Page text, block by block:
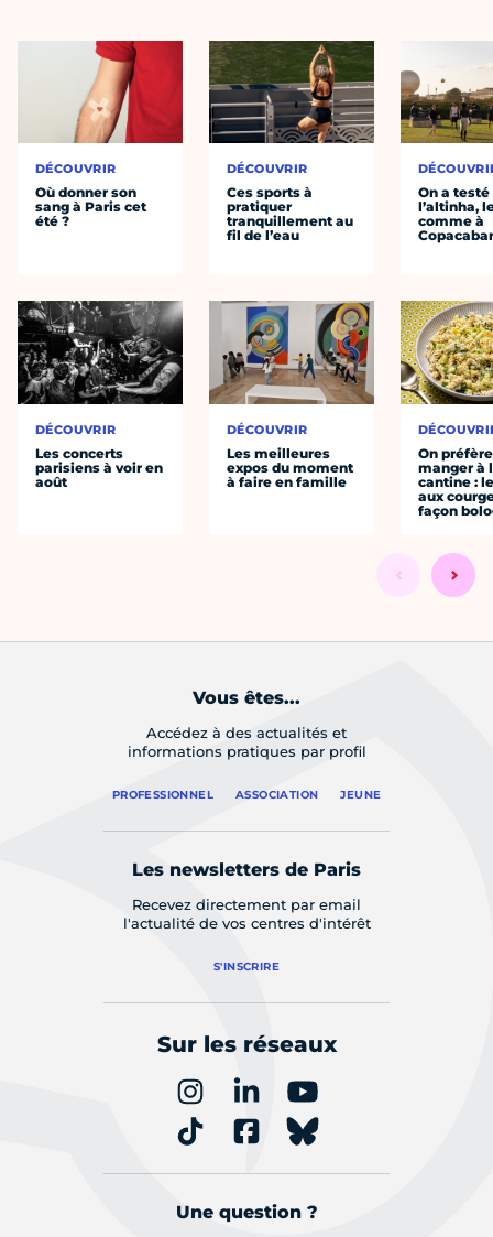
DÉCOUVRIR
Où donner son
sang à Paris cet
été ?
DÉCOUVRIR
Les concerts
parisiens à voir en
août
DÉCOUVRIR
Ces sports à
pratiquer
tranquillement au
fil de l’eau
DÉCOUVRIR
Les meilleures
expos du moment
à faire en famille
On a testé
l’altinha,
comme à
On préfère
manger à
cantine :
aux
façon
Vous êtes...
Accédez à des actualités et
informations pratiques par profil
PROFESSIONNEL ASSOCIATION JEUNE
Les newsletters de Paris
Recevez directement par email
l'actualité de vos centres d'intérêt
S'INSCRIRE
Sur les réseaux
Une question ?